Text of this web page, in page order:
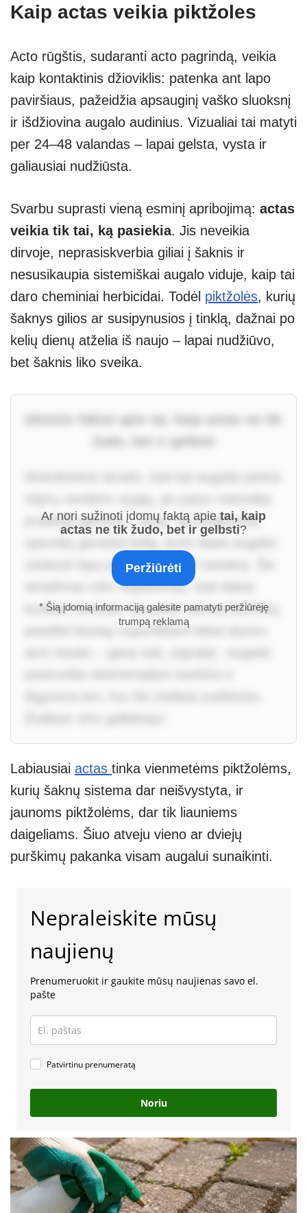
Kaip actas veikia piktžoles
Acto rūgštis, sudaranti acto pagrindą, veikia
kaip kontaktinis džioviklis: patenka ant lapo
paviršiaus, pažeidžia apsauginį vaško sluoksnį
ir išdžiovina augalo audinius. Vizualiai tai matyti
per 24–48 valandas – lapai gelsta, vysta ir
galiausiai nudžiūsta.
Svarbu suprasti vieną esminį apribojimą: actas
veikia tik tai, ką pasiekia. Jis neveikia
dirvoje, neprasiskverbia giliai į šaknis ir
nesusikaupia sistemiškai augalo viduje, kaip tai
daro cheminiai herbicidai. Todėl piktžolės, kurių
šaknys gilios ar susipynusios į tinklą, dažnai po
kelių dienų atželia iš naujo – lapai nudžiūvo,
bet šaknis liko sveika.
Įdomūs faktai apie tai, kaip actas ne tik
žudo, bet ir gelbsti
pradeda gaminti... actą! Tai suaktyvina
uždaryti lapų poras ir taupyti vandenį. Šis
atradimas toks neįtikėtinas, kad dabar
kuriami metodai, kai prieš sausrą ūkininkų
pasėliai tiesiog nupurškiami labai skystu
Ar nori sužinoti įdomų faktą apietai, kaip
actas ne tik žudo, bet ir gelbsti?
Peržiūrėti
* Šią įdomią informaciją galėsite pamatyti peržiūrėję
trumpą reklamą
Labiausiai actas tinka vienmetėms piktžolėms,
kurių šaknų sistema dar neišvystyta, ir
jaunoms piktžolėms, dar tik liauniems
daigeliams. Šiuo atveju vieno ar dviejų
purškimų pakanka visam augalui sunaikinti.
Nepraleiskite mūsų
naujienų
Prenumeruokit ir gaukite mūsų naujienas savo el.
pašte
Patvirtinu prenumeratą
Noriu